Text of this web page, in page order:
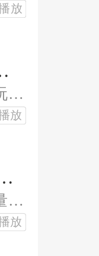
放
|拾六驿站制作
黄道原本是一名《西游》沉浸式游戏的资深玩家，熟知游戏攻略。在选择隐藏角色之后，、进入到了游戏世界中。此时，距离孙悟空
放
建龙监制|拾六驿站制作
落水获金球，海底觉醒！渔村少年携神秘力量归来，掀开龙头刺儿村百年纷争秘史！
放